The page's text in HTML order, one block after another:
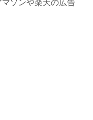
ゾンや楽天の広告